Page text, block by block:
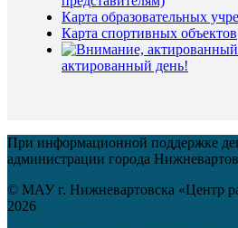
Карта образовательных
Карта спортивных объектов
актированный день!
При информационной поддержке
администрации города
© МАУ г. Нижневартовска «Центр
2026